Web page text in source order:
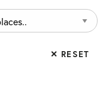
✕ RESET